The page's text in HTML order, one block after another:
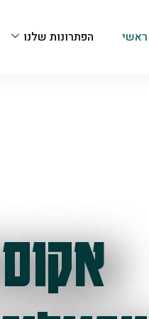
ראשי הפתרונות שלנו